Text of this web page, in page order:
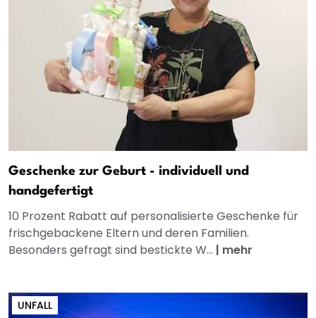
Geschenke zur Geburt - individuell und
handgefertigt
10 Prozent Rabatt auf personalisierte Geschenke für
frischgebackene Eltern und deren Familien.
Besonders gefragt sind bestickte W... | mehr
UNFALL